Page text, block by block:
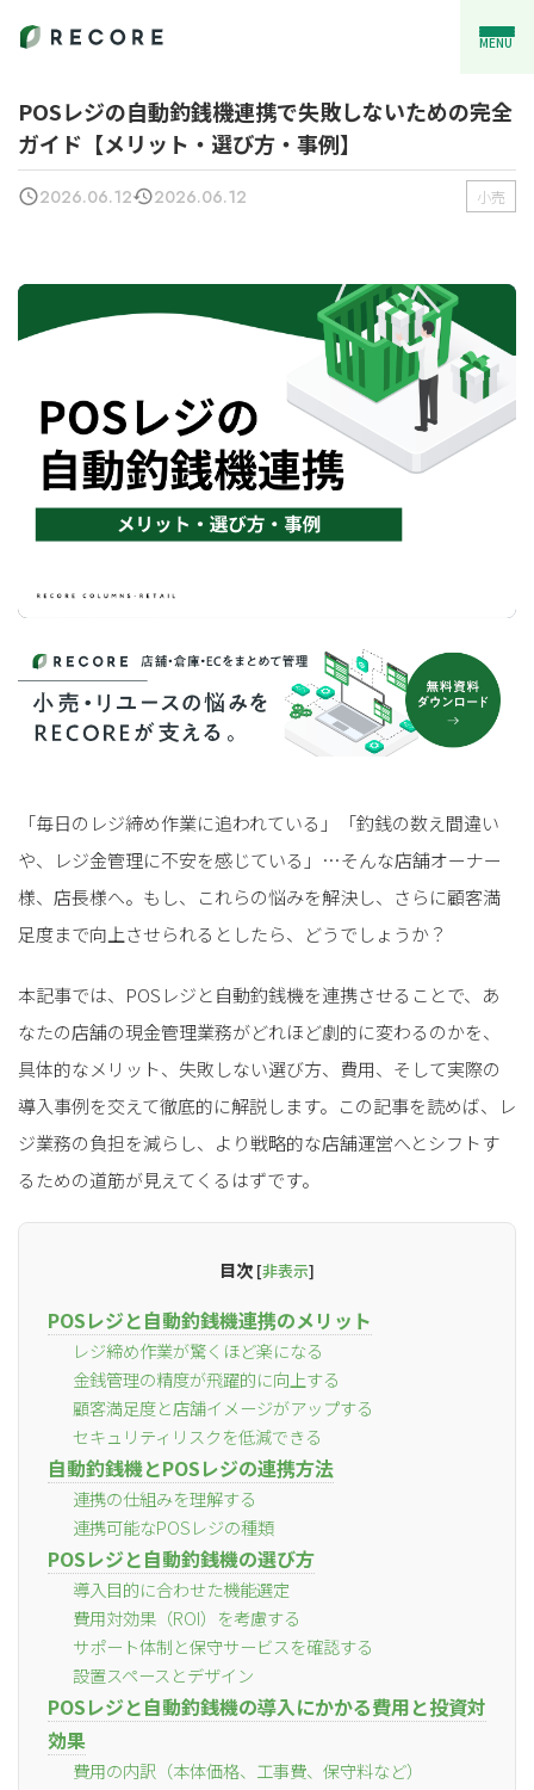
MENU
POSレジの自動釣銭機連携で失敗しないための完全
ガイド【メリット・選び方・事例】
2026.06.12 2026.06.12 小売
「毎日のレジ締め作業に追われている」「釣銭の数え間違い
や、レジ金管理に不安を感じている」…そんな店舗オーナー
様、店長様へ。もし、これらの悩みを解決し、さらに顧客満
足度まで向上させられるとしたら、どうでしょうか？
本記事では、POSレジと自動釣銭機を連携させることで、あ
なたの店舗の現金管理業務がどれほど劇的に変わるのかを、
具体的なメリット、失敗しない選び方、費用、そして実際の
導入事例を交えて徹底的に解説します。この記事を読めば、レ
ジ業務の負担を減らし、より戦略的な店舗運営へとシフトす
るための道筋が見えてくるはずです。
目次 [非表示]
POSレジと自動釣銭機連携のメリット
レジ締め作業が驚くほど楽になる
金銭管理の精度が飛躍的に向上する
顧客満足度と店舗イメージがアップする
セキュリティリスクを低減できる
自動釣銭機とPOSレジの連携方法
連携の仕組みを理解する
連携可能なPOSレジの種類
POSレジと自動釣銭機の選び方
導入目的に合わせた機能選定
費用対効果（ROI）を考慮する
サポート体制と保守サービスを確認する
設置スペースとデザイン
POSレジと自動釣銭機の導入にかかる費用と投資対
効果
費用の内訳（本体価格、工事費、保守料など）